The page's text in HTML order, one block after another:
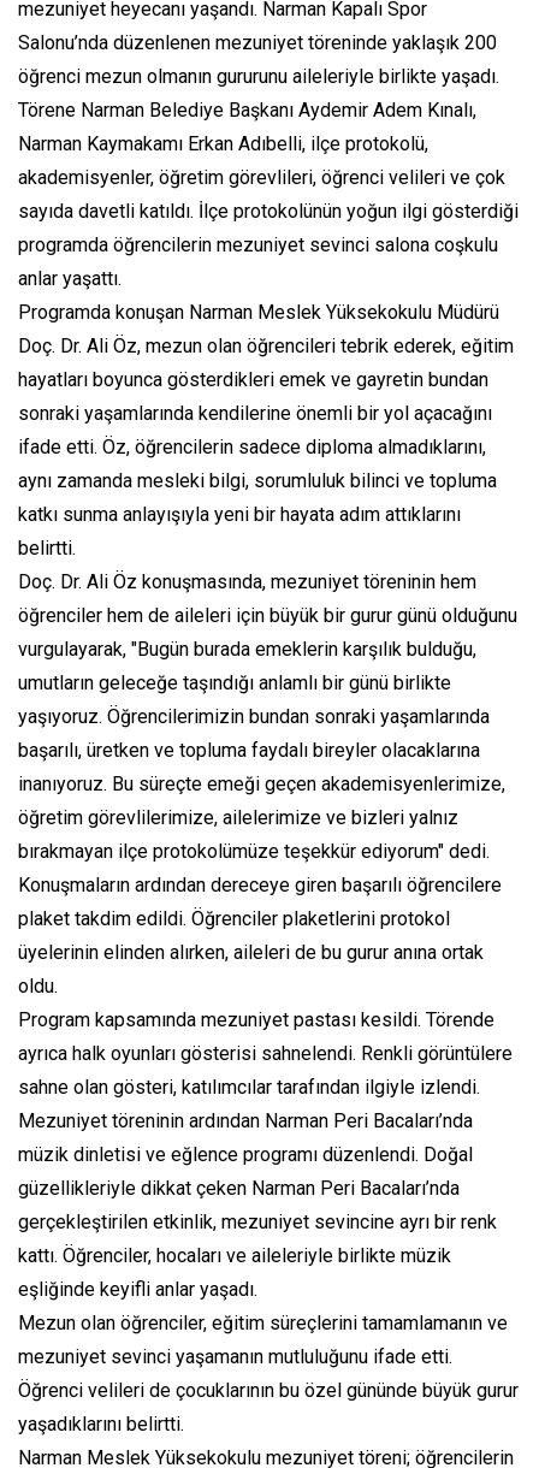
mezuniyet heyecanı yaşandı. Narman Kapalı Spor
Salonu’nda düzenlenen mezuniyet töreninde yaklaşık 200
öğrenci mezun olmanın gururunu aileleriyle birlikte yaşadı.
Törene Narman Belediye Başkanı Aydemir Adem Kınalı,
Narman Kaymakamı Erkan Adıbelli, ilçe protokolü,
akademisyenler, öğretim görevlileri, öğrenci velileri ve çok
sayıda davetli katıldı. İlçe protokolünün yoğun ilgi gösterdiği
programda öğrencilerin mezuniyet sevinci salona coşkulu
anlar yaşattı.
Programda konuşan Narman Meslek Yüksekokulu Müdürü
Doç. Dr. Ali Öz, mezun olan öğrencileri tebrik ederek, eğitim
hayatları boyunca gösterdikleri emek ve gayretin bundan
sonraki yaşamlarında kendilerine önemli bir yol açacağını
ifade etti. Öz, öğrencilerin sadece diploma almadıklarını,
aynı zamanda mesleki bilgi, sorumluluk bilinci ve topluma
katkı sunma anlayışıyla yeni bir hayata adım attıklarını
belirtti.
Doç. Dr. Ali Öz konuşmasında, mezuniyet töreninin hem
öğrenciler hem de aileleri için büyük bir gurur günü olduğunu
vurgulayarak, "Bugün burada emeklerin karşılık bulduğu,
umutların geleceğe taşındığı anlamlı bir günü birlikte
yaşıyoruz. Öğrencilerimizin bundan sonraki yaşamlarında
başarılı, üretken ve topluma faydalı bireyler olacaklarına
inanıyoruz. Bu süreçte emeği geçen akademisyenlerimize,
öğretim görevlilerimize, ailelerimize ve bizleri yalnız
bırakmayan ilçe protokolümüze teşekkür ediyorum" dedi.
Konuşmaların ardından dereceye giren başarılı öğrencilere
plaket takdim edildi. Öğrenciler plaketlerini protokol
üyelerinin elinden alırken, aileleri de bu gurur anına ortak
oldu.
Program kapsamında mezuniyet pastası kesildi. Törende
ayrıca halk oyunları gösterisi sahnelendi. Renkli görüntülere
sahne olan gösteri, katılımcılar tarafından ilgiyle izlendi.
Mezuniyet töreninin ardından Narman Peri Bacaları’nda
müzik dinletisi ve eğlence programı düzenlendi. Doğal
güzellikleriyle dikkat çeken Narman Peri Bacaları’nda
gerçekleştirilen etkinlik, mezuniyet sevincine ayrı bir renk
kattı. Öğrenciler, hocaları ve aileleriyle birlikte müzik
eşliğinde keyifli anlar yaşadı.
Mezun olan öğrenciler, eğitim süreçlerini tamamlamanın ve
mezuniyet sevinci yaşamanın mutluluğunu ifade etti.
Öğrenci velileri de çocuklarının bu özel gününde büyük gurur
yaşadıklarını belirtti.
Narman Meslek Yüksekokulu mezuniyet töreni; öğrencilerin